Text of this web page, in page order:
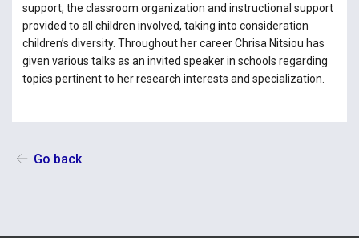
support, the classroom organization and instructional support
provided to all children involved, taking into consideration
children’s diversity. Throughout her career Chrisa Nitsiou has
given various talks as an invited speaker in schools regarding
topics pertinent to her research interests and specialization.
Go back